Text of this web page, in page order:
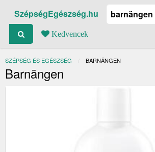
SzépségEgészség.hu
Kedvencek
SZÉPSÉG ÉS EGÉSZSÉG JELENLEGI:
BARNÄNGEN
Barnängen